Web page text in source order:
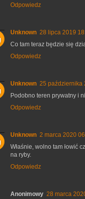
Odpowiedz
Unknown 28 lipca 2019
Co tam teraz będzie się
Odpowiedz
Unknown 25 października
Podobno teren prywatny i
Odpowiedz
Unknown 2 marca 2020
Właśnie, wolno tam łowić
na ryby.
Odpowiedz
Anonimowy 28 marca